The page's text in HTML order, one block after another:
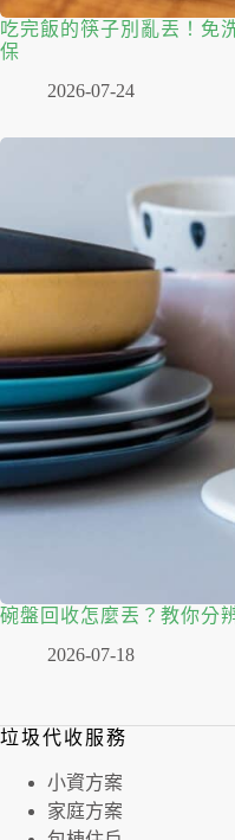
吃完飯的筷子別亂丟！免
保
2026-07-24
碗盤回收怎麼丟？教你分
2026-07-18
垃圾代收服務
⼩資⽅案
家庭⽅案